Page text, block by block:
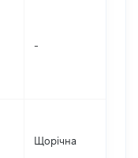
-
Щорічна